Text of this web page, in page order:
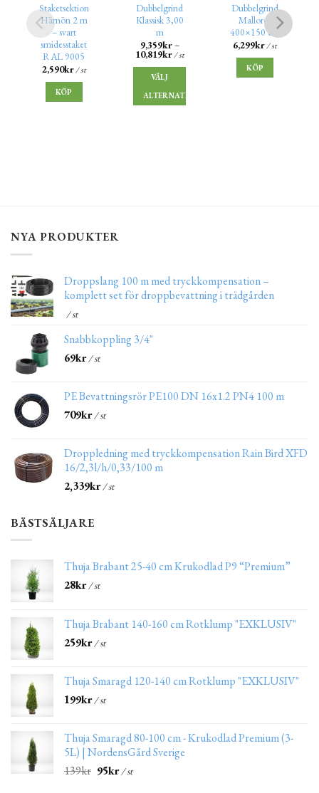
Staketsektion
Härnön 2 m
– svart
smidesstaket
RAL 9005
2,590kr/ st
KÖP
Dubbelgrind
Klassisk 3,00
m
9,359kr–
10,819kr/ st
VÄLJ
ALTERNATIV
Dubbelgrind
Mallorca
400×150 cm
6,299kr/ st
KÖP
NYA PRODUKTER
Droppslang 100 m med tryckkompensation –
komplett set för droppbevattning i trädgården
/ st
Snabbkoppling 3/4"
69kr/ st
PE Bevattningsrör PE100 DN 16x1.2 PN4 100 m
709kr/ st
Droppledning med tryckkompensation Rain Bird XFD
16/2,3l/h/0,33/100 m
2,339kr/ st
BÄSTSÄLJARE
Thuja Brabant 25-40 cm Krukodlad P9 “Premium”
28kr/ st
Thuja Brabant 140-160 cm Rotklump "EXKLUSIV"
259kr/ st
Thuja Smaragd 120-140 cm Rotklump "EXKLUSIV"
199kr/ st
Thuja Smaragd 80-100 cm - Krukodlad Premium (3-
5L) | NordensGård Sverige
139kr 95kr/ st